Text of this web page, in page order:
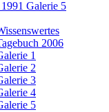
Galerie 5
2006
1
2
3
4
5